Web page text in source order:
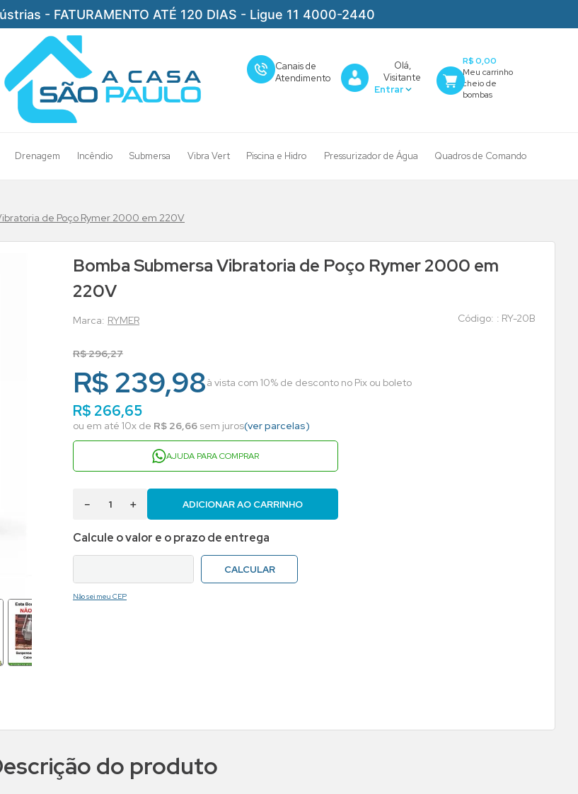
- FATURAMENTO ATÉ 120 DIAS - Ligue 11 4000-2440
Canais de
Atendimento
Olá,
Visitante
R$ 0,00
Drenagem Incêndio Submersa Vibra Vert Piscina e Hidro Pressurizador de Água Quadros de Comando
de Poço Rymer 2000 em 220V
Bomba Submersa Vibratoria de Poço Rymer 2000 em
220V
RYMER : RY-20B
R$296,27
R$ 239,98à vista com 10% de desconto no Pix ou boleto
R$266,65
ou em até 10x de R$ 26,66 sem juros(ver parcelas)
AJUDA PARA COMPRAR
＋
－ ADICIONAR AO CARRINHO
Não sei meu CEP
do produto